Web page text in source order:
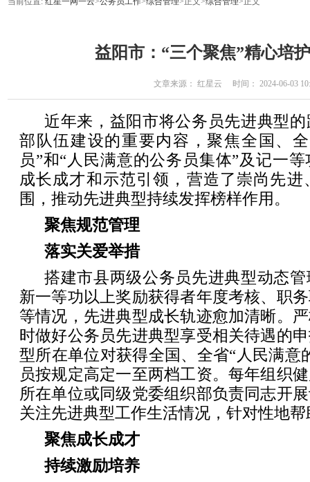
益阳市：“三个聚焦”精心培
文章来源： 红星云 时间： 2024-06-03
近年来，益阳市将公务员先进典型
部队伍建设的重要内容，聚焦全国、
员”和“人民满意的公务员集体”及记一
成长成才和示范引领，营造了崇尚先
围，推动先进典型持续发挥榜样作用。
聚焦规范管理
落实关爱举措
搭建市县两级公务员先进典型动态
新一等功以上奖励获得者年度考核、职
等情况，先进典型成长轨迹愈加清晰。
时做好公务员先进典型享受相关待遇的
型所在单位对获得全国、全省“人民满意
员按规定高定一至两档工资。每年组织
所在单位或同级党委组织部负责同志开
关注先进典型工作生活情况，针对性地
聚焦成长成才
持续激励培养